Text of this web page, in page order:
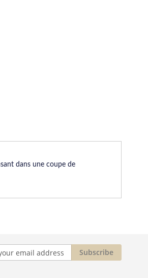
dans une coupe de
Subscribe